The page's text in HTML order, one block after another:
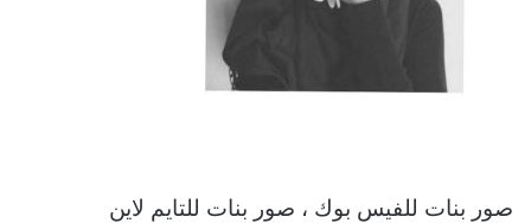
صور بنات للفيس بوك ، صور بنات للتايم لاين